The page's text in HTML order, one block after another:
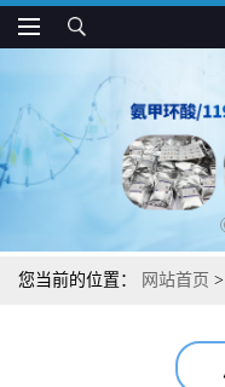
您当前的位置： 网站首页 >
方法现货供应咨询张军【